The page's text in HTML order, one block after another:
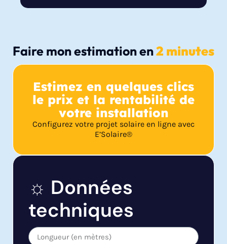
Faire mon estimation en2 minutes
☼ Données
techniques
Estimez en quelques clics
le prix et la rentabilité de
votre installation
Configurez votre projet solaire en ligne avec
E’Solaire®